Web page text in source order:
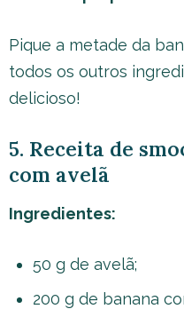
Pique a metade da
todos os outros
delicioso!
5. Receita de
com avelã
Ingredientes:
50 g de avelã;
200 g de banana